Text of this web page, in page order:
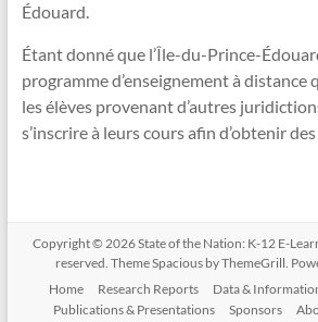
Édouard.
Étant donné que l’Île-du-Prince-
programme d’enseignement à distance
les élèves provenant d’autres
s’inscrire à leurs cours afin d’obtenir
Copyright © 2026State of the Nation: K-12 E-
reserved. ThemeSpaciousby ThemeGrill.
Home
Research Reports Data &
Publications & Presentations
Sponsors